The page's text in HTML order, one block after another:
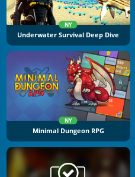
NY
Underwater Survival Deep Dive
NY
Minimal Dungeon RPG